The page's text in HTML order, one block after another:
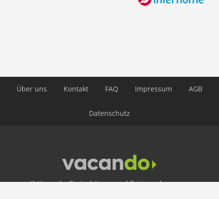
Internet
Nichtraucher
E-Auto Ladestation
Über uns Kontakt FAQ Impressum AGB
Datenschutz
© Vacando: Ferienhäuser und Ferienwohnungen